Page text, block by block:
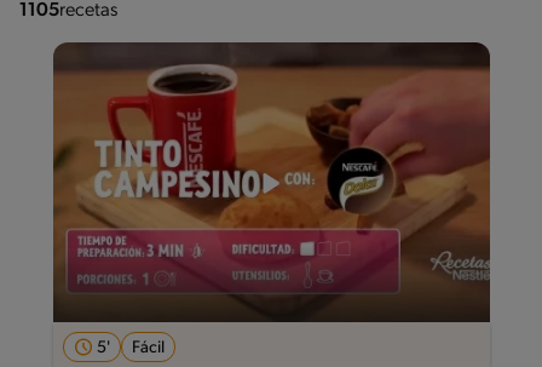
1105recetas
5' Fácil